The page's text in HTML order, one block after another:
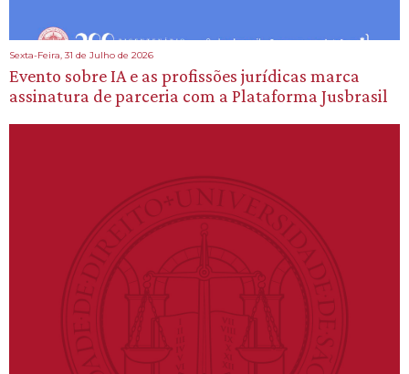
Sexta-Feira, 31 de Julho de 2026
Evento sobre IA e as profissões jurídicas marca
assinatura de parceria com a Plataforma Jusbrasil